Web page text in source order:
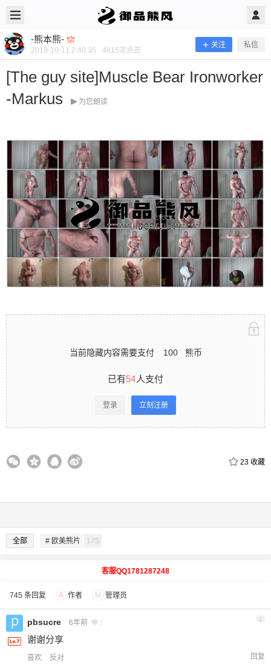
-熊本熊-
2019-10-11 2:40:35 4815次点击
关注 私信
[The guy site]Muscle Bear Ironworker
-Markus
为您朗读
当前隐藏内容需要支付 100 熊币
已有54人支付
登录 立刻注册
23 收藏
全部 # 欧美熊片 175
-熊本熊- @ 御品熊风 2019/10/11
[The guy site]Muscle Bear Ironworker-
Markus
当前隐藏内容需要支付100熊币 已有54人支付 登录
立刻注册 0 收藏
客服QQ1781287248
745 条回复 A 作者 M 管理员
pbsucre 6年前 1
谢谢分享
喜欢 反对 回复